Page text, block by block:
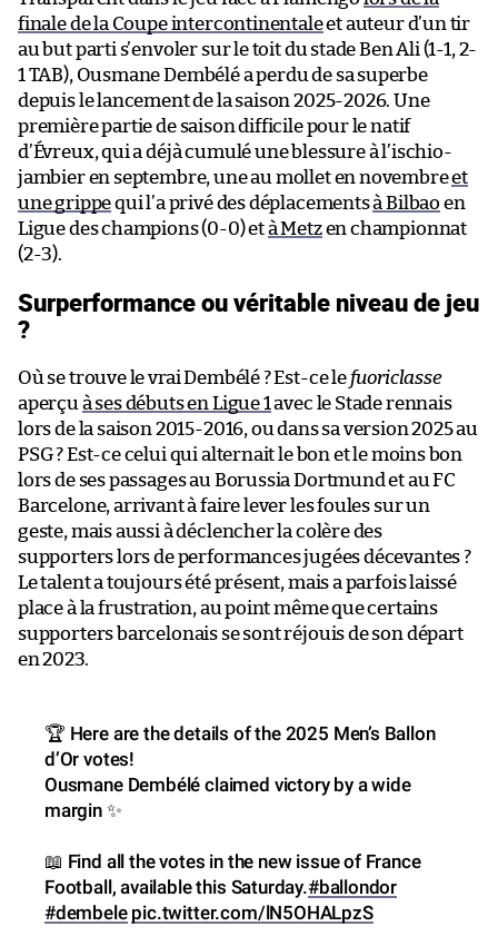
finale de la Coupe intercontinentaleet auteur d’un tir
au but parti s’envoler sur le toit du stade Ben Ali (1-1, 2-
1 TAB), Ousmane Dembélé a perdu de sa superbe
depuis le lancement de la saison 2025-2026. Une
première partie de saison difficile pour le natif
d’Évreux, qui a déjà cumulé une blessure à l’ischio-
jambier en septembre, une au mollet en novembreet
une grippequi l’a privé des déplacementsà Bilbao en
Ligue des champions (0-0) età Metzen championnat
(2-3).
Surperformance ou véritable niveau de jeu
?
Où se trouve le vrai Dembélé ? Est-ce le fuoriclasse
aperçu à ses débuts en Ligue 1avec le Stade rennais
lors de la saison 2015-2016, ou dans sa version 2025 au
PSG ? Est-ce celui qui alternait le bon et le moins bon
lors de ses passages au Borussia Dortmund et au FC
Barcelone, arrivant à faire lever les foules sur un
geste, mais aussi à déclencher la colère des
supporters lors de performances jugées décevantes ?
Le talent a toujours été présent, mais a parfois laissé
place à la frustration, au point même que certains
supporters barcelonais se sont réjouis de son départ
en 2023.
🏆 Here are the details of the 2025 Men’s Ballon
d’Or votes!
Ousmane Dembélé claimed victory by a wide
margin ✨
📖 Find all the votes in the new issue of France
Football, available this Saturday.#ballondor
#dembele pic.twitter.com/lN5OHALpzS